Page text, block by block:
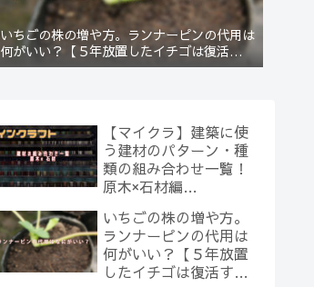
いちごの株の増や方。ランナーピンの代用は
何がいい？【５年放置したイチゴは復活する
のか？(10)】
【マイクラ】建築に使
う建材のパターン・種
類の組み合わせ一覧！
原木×石材編
いちごの株の増や方。
ランナーピンの代用は
何がいい？【５年放置
したイチゴは復活する